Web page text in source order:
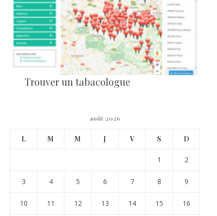
Trouver un tabacologue
août 2026
L M M J V S D
1 2
3 4 5 6 7 8 9
10 11 12 13 14 15 16